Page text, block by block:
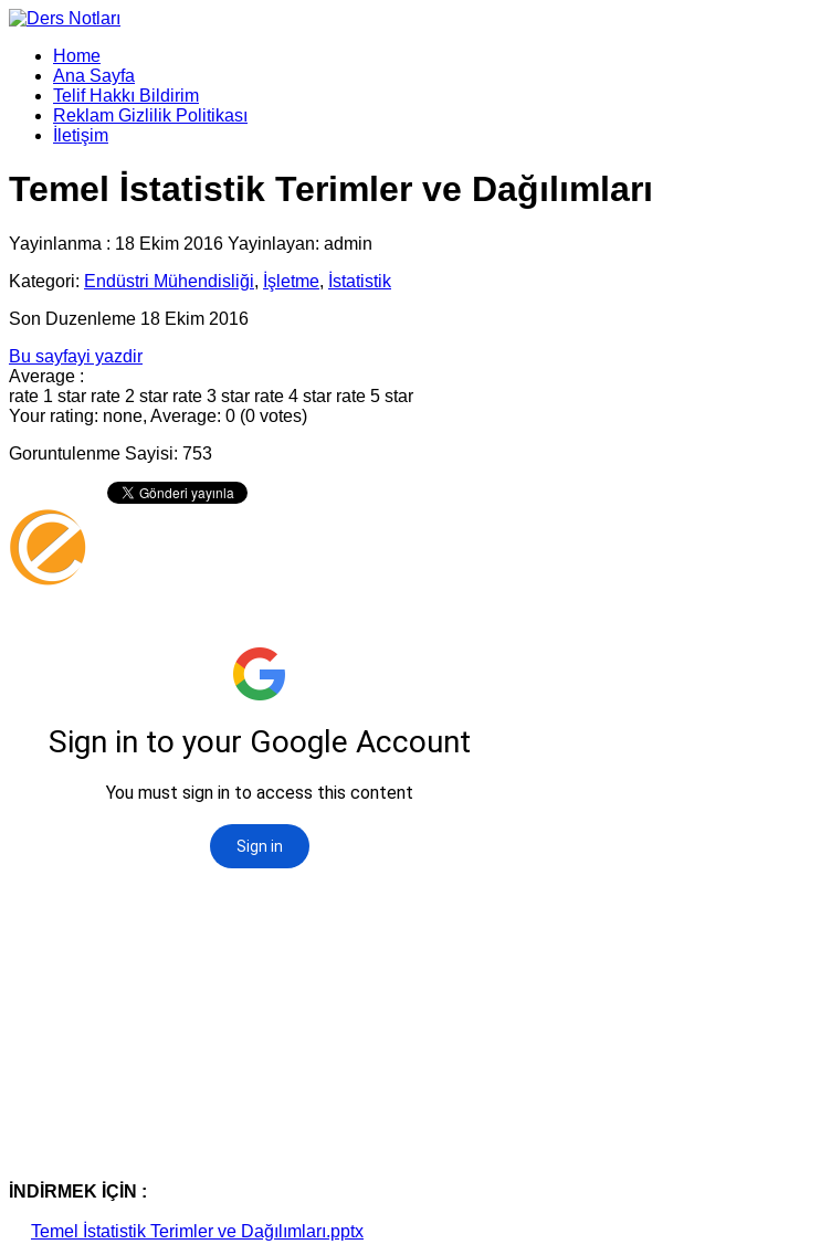
Home
Ana Sayfa
Telif Hakkı Bildirim
Reklam Gizlilik Politikası
İletişim
Temel İstatistik Terimler ve Dağılımları
Yayinlanma : 18 Ekim 2016 Yayinlayan: admin
Kategori: Endüstri Mühendisliği, İşletme, İstatistik
Son Duzenleme 18 Ekim 2016
Bu sayfayi yazdir
Average :
rate 1 star rate 2 star rate 3 star rate 4 star rate 5 star
Your rating: none, Average: 0 (0 votes)
Goruntulenme Sayisi: 753
İNDİRMEK İÇİN :
Temel İstatistik Terimler ve Dağılımları.pptx